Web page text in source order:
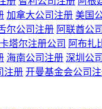
加拿大公司注册 美国
尔公司注册 阿联酋公
卡塔尔注册公司 阿布扎
海南公司注册 深圳公
注册 开曼基金会公司